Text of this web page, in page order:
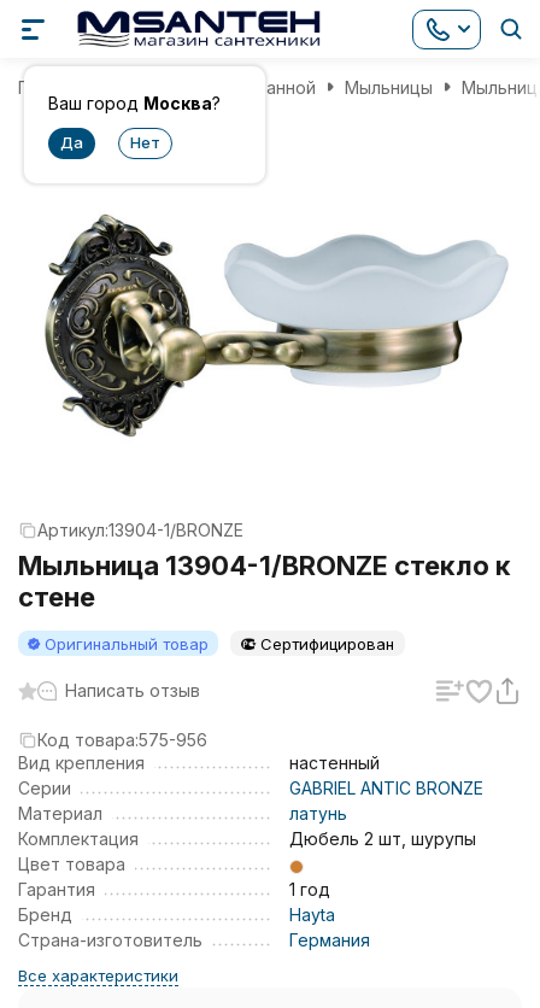
Ваш город Москва?
Главная Аксессуары для ванной Мыльницы
Артикул:13904-1/BRONZE
Мыльница 13904-1/BRONZE стекло к
стене
Оригинальный товар Сертифицирован
Написать отзыв
Код товара:575-956
Вид крепления
настенный
Серии
GABRIEL ANTIC BRONZE
Материал
латунь
Комплектация
Дюбель 2 шт, шурупы
Цвет товара
Гарантия
1 год
Бренд
Hayta
Страна-изготовитель
Германия
Все характеристики